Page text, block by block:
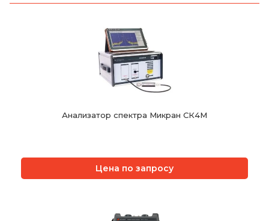
Анализатор спектра Микран СК4М
Цена по запросу